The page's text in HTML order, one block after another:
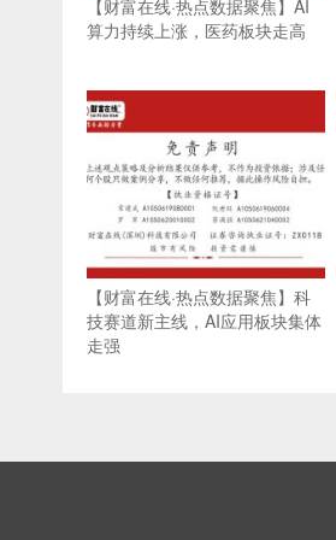
【财富在线·热点数据聚焦】AI
算力持续上涨，医药板块走高
【财富在线·热点数据聚焦】科
技赛道新主线，AI应用板块集体
走强